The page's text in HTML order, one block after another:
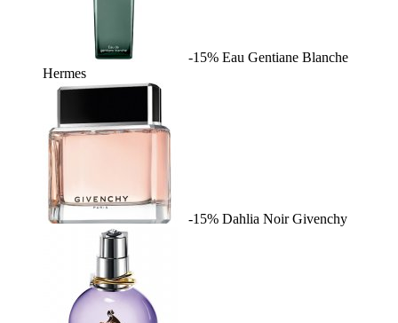
-15% Eau Gentiane Blanche
Hermes
-15% Dahlia Noir Givenchy